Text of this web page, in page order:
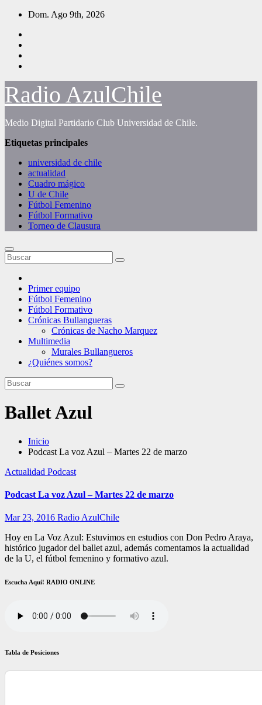
Saltar
contenido
Dom. Ago 9th, 2026
Radio AzulChile
Medio Digital Partidario Club Universidad de Chile.
Etiquetas principales
universidad de chile
actualidad
Cuadro mágico
U de Chile
Fútbol Femenino
Fútbol Formativo
Torneo de Clausura
Primer equipo
Fútbol Femenino
Fútbol Formativo
Crónicas Bullangueras
Crónicas de Nacho Marquez
Multimedia
Murales Bullangueros
¿Quiénes somos?
Ballet Azul
Inicio
Podcast La voz Azul – Martes 22 de marzo
Actualidad Podcast
Podcast La voz Azul – Martes 22 de marzo
Mar 23, 2016 Radio AzulChile
Hoy en La Voz Azul: Estuvimos en estudios con Don Pedro Araya,
histórico jugador del ballet azul, además comentamos la actualidad
de la U, el fútbol femenino y formativo azul.
Escucha Aquí! RADIO ONLINE
Tabla de Posiciones